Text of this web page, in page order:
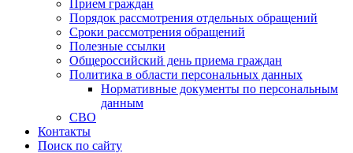
Прием граждан
Порядок рассмотрения отдельных обращений
Сроки рассмотрения обращений
Полезные ссылки
Общероссийский день приема граждан
Политика в области персональных данных
Нормативные документы по персональным
данным
СВО
Контакты
Поиск по сайту